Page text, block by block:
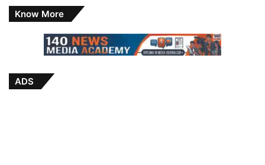
Know More
ADS